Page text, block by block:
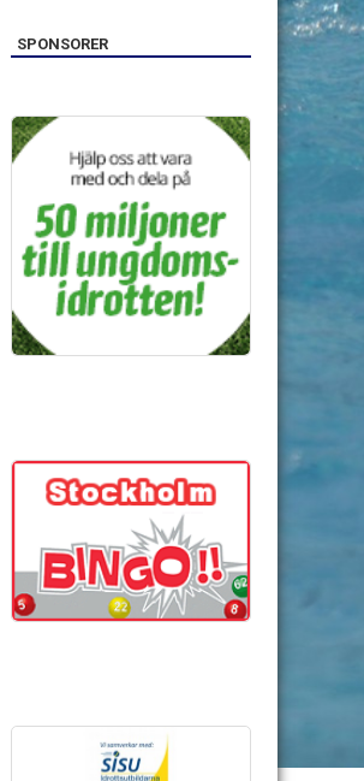
SPONSORER